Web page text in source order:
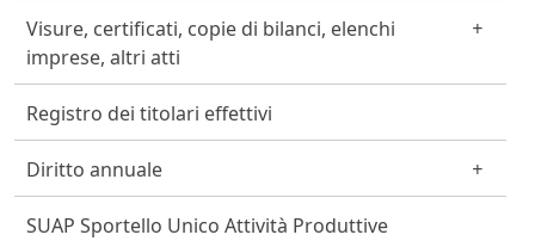
Visure, certificati, copie di bilanci, elenchi
imprese, altri atti
Registro dei titolari effettivi
Diritto annuale
SUAP Sportello Unico Attività Produttive